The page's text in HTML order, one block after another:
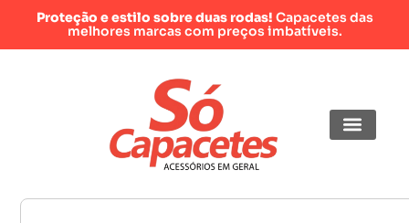
Proteção e estilo sobre duas rodas! Capacetes das
melhores marcas com preços imbatíveis.